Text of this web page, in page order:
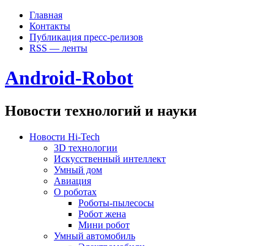
Главная
Контакты
Публикация пресс-релизов
RSS — ленты
Android-Robot
Новости технологий и науки
Новости Hi-Tech
3D технологии
Искусственный интеллект
Умный дом
Авиация
О роботах
Роботы-пылесосы
Робот жена
Мини робот
Умный автомобиль